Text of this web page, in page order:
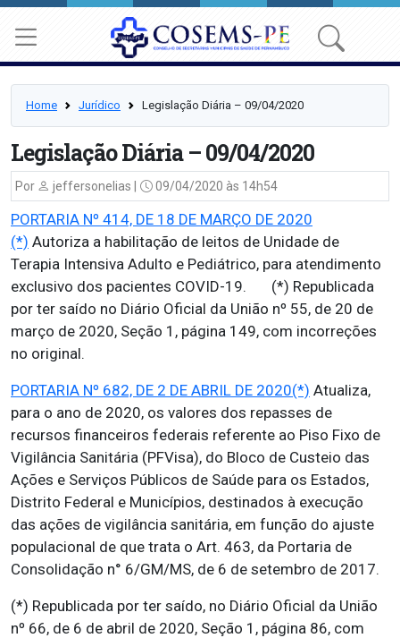
Home Jurídico Legislação Diária – 09/04/2020
Legislação Diária – 09/04/2020
Por jeffersonelias | 09/04/2020 às 14h54
PORTARIA Nº 414, DE 18 DE MARÇO DE 2020
(*) Autoriza a habilitação de leitos de Unidade de
Terapia Intensiva Adulto e Pediátrico, para atendimento
exclusivo dos pacientes COVID-19. (*) Republicada
por ter saído no Diário Oficial da União nº 55, de 20 de
março de 2020, Seção 1, página 149, com incorreções
no original.
PORTARIA Nº 682, DE 2 DE ABRIL DE 2020(*) Atualiza,
para o ano de 2020, os valores dos repasses de
recursos financeiros federais referente ao Piso Fixo de
Vigilância Sanitária (PFVisa), do Bloco de Custeio das
Ações e Serviços Públicos de Saúde para os Estados,
Distrito Federal e Municípios, destinados à execução
das ações de vigilância sanitária, em função do ajuste
populacional de que trata o Art. 463, da Portaria de
Consolidação n° 6/GM/MS, de 6 de setembro de 2017.
(*) Republicada por ter saído, no Diário Oficial da União
nº 66, de 6 de abril de 2020, Seção 1, página 86, com